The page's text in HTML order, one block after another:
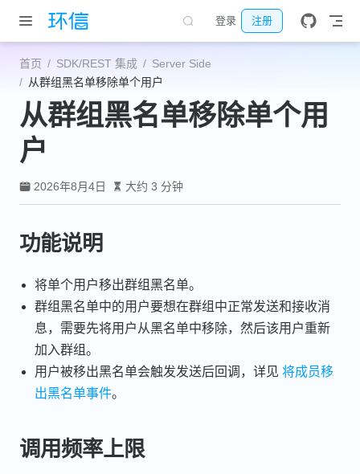
跳至主要內容
登录 注册
首页 SDK/REST 集成
Server Side
从群组黑名单移除单个用户
从群组黑名单移除单个用
户
2026年8月4日 大约 3 分钟
功能说明
将单个用户移出群组黑名单。
群组黑名单中的用户要想在群组中正常发送和接收消
息，需要先将用户从黑名单中移除，然后该用户重新
加入群组。
用户被移出黑名单会触发发送后回调，详见将成员移
出黑名单事件。
调用频率上限